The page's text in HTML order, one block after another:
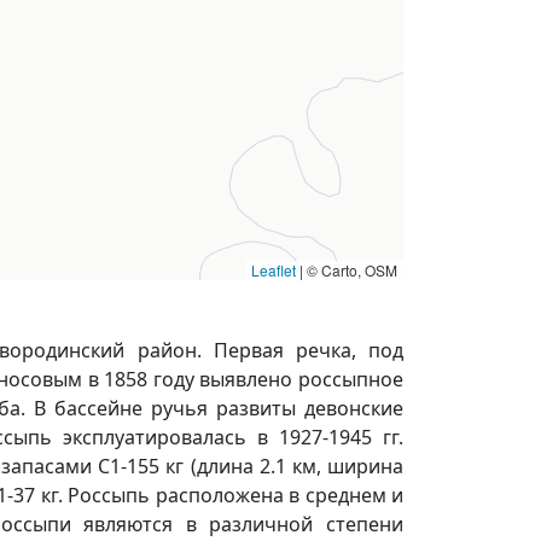
Leaflet | © Carto, OSM
район. Первая речка, под
в 1858 году выявлено россыпное
В бассейне ручья развиты девонские
эксплуатировалась в 1927-1945 гг.
С1-155 кг (длина 2.1 км, ширина
кг. Россыпь расположена в среднем и
являются в различной степени